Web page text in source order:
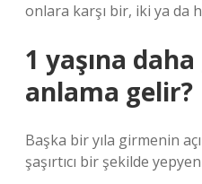
onlara karşı bir, iki ya da
1 yaşına
anlama gelir?
Başka bir yıla girmenin
şaşırtıcı bir şekilde